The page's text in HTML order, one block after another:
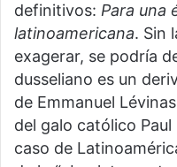
definitivos: Para una
latinoamericana. Sin
exagerar, se podría
dusseliano es un
de Emmanuel
del galo católico Paul
caso de